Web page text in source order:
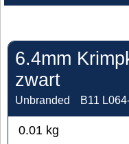
6.4mm
zwart
Unbranded B11
0.01 kg